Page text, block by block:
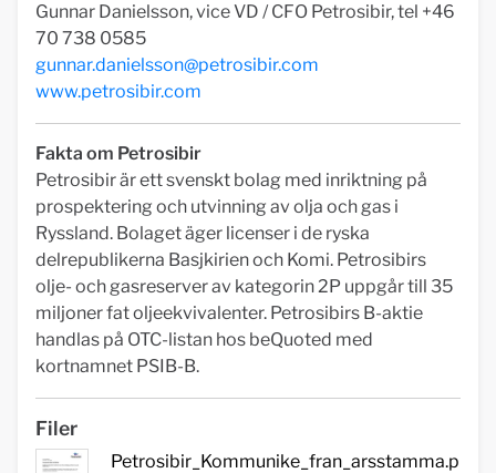
Gunnar Danielsson, vice VD / CFO Petrosibir, tel +46
70 738 0585
gunnar.danielsson@petrosibir.com
www.petrosibir.com
Fakta om Petrosibir
Petrosibir är ett svenskt bolag med inriktning på
prospektering och utvinning av olja och gas i
Ryssland. Bolaget äger licenser i de ryska
delrepublikerna Basjkirien och Komi. Petrosibirs
olje- och gasreserver av kategorin 2P uppgår till 35
miljoner fat oljeekvivalenter. Petrosibirs B-aktie
handlas på OTC-listan hos beQuoted med
kortnamnet PSIB-B.
Filer
Petrosibir_Kommunike_fran_arsstamma.p